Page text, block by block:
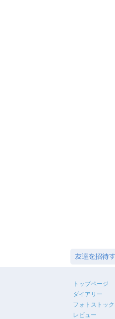
トップページ
ダイアリー
フォトストック
レビュー